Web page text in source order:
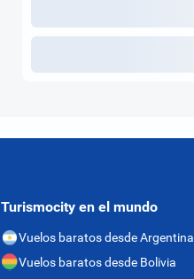
Turismocity en el mundo
Vuelos baratos desde Argentina
Vuelos baratos desde Bolivia